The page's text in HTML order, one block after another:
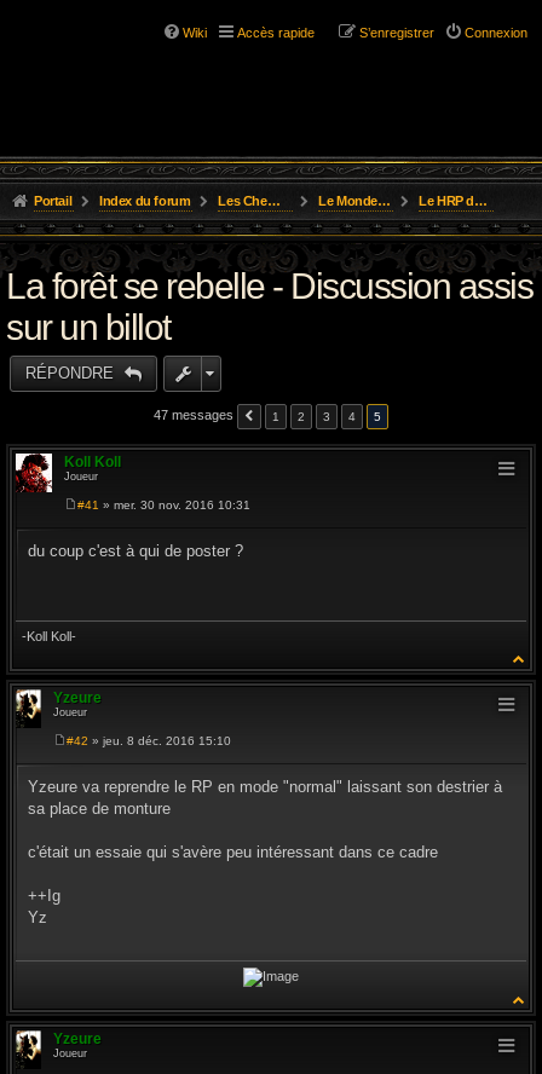
Wiki Accès rapide Connexion
S’enregistrer
Portail Index du forum Les Chemins de L'Aventure Le Monde de Golarion Le HRP des aventures
La forêt se rebelle - Discussion assis
sur un billot
RÉPONDRE
47 messages 1 2 3 4 5
Koll Koll
Joueur
s
#41 » mer. 30 nov. 2016 10:31
du coup c'est à qui de poster ?
-Koll Koll-
Yzeure
Joueur
s
a
#42 » jeu. 8 déc. 2016 15:10
Yzeure va reprendre le RP en mode "normal" laissant son destrier à
sa place de monture
c'était un essaie qui s'avère peu intéressant dans ce cadre
++Ig
Yz
Yzeure
Joueur